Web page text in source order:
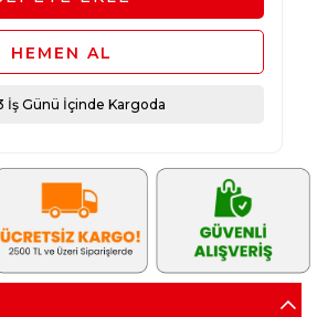
İş Günü İçinde Kargoda